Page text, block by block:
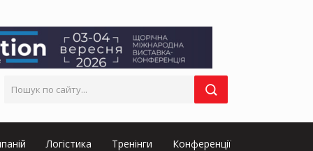
Логістика Тренінги Конференції